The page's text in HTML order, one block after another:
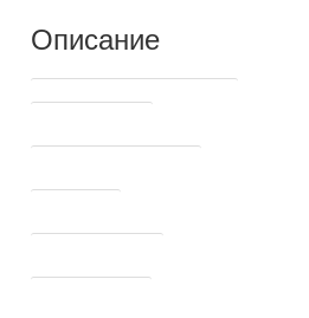
Описание
Технические характеристики